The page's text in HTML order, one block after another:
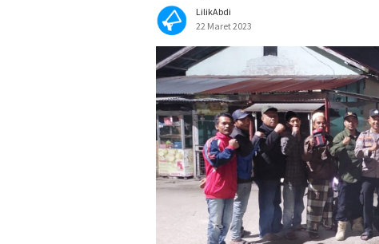
LilikAbdi
22 Maret 2023